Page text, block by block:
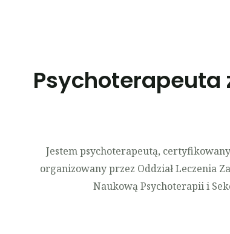
Psychoterapeuta
Jestem psychoterapeutą,
organizowany przez Oddział Leczenia
Naukową Psychoterapii i